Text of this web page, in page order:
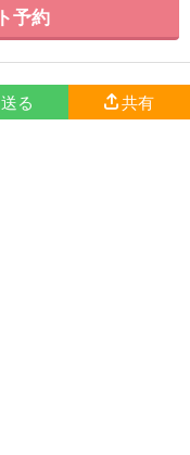
予約
送る 共有